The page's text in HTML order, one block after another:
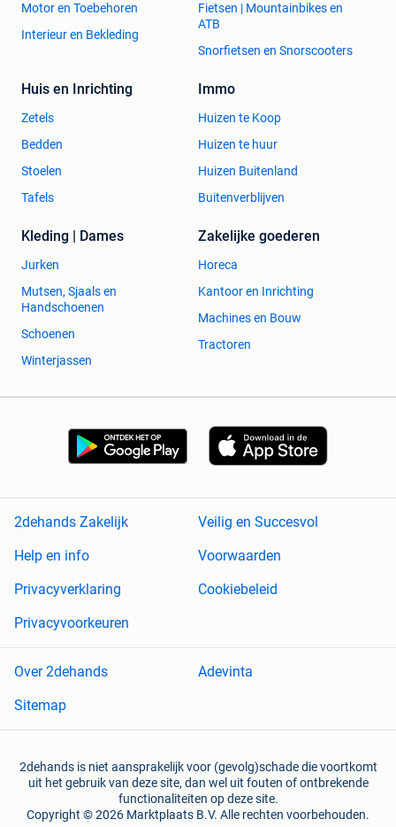
Motor en Toebehoren
Interieur en Bekleding
Fietsen | Mountainbikes en
ATB
Snorfietsen en Snorscooters
Huis en Inrichting
Zetels
Bedden
Stoelen
Tafels
Immo
Huizen te Koop
Huizen te huur
Huizen Buitenland
Buitenverblijven
Kleding | Dames
Jurken
Mutsen, Sjaals en
Handschoenen
Schoenen
Winterjassen
Zakelijke goederen
Horeca
Kantoor en Inrichting
Machines en Bouw
Tractoren
2dehands Zakelijk
Veilig en Succesvol
Help en info
Voorwaarden
Privacyverklaring
Cookiebeleid
Privacyvoorkeuren
Over 2dehands
Adevinta
Sitemap
2dehands is niet aansprakelijk voor (gevolg)schade die voortkomt
uit het gebruik van deze site, dan wel uit fouten of ontbrekende
functionaliteiten op deze site.
Copyright © 2026 Marktplaats B.V. Alle rechten voorbehouden.